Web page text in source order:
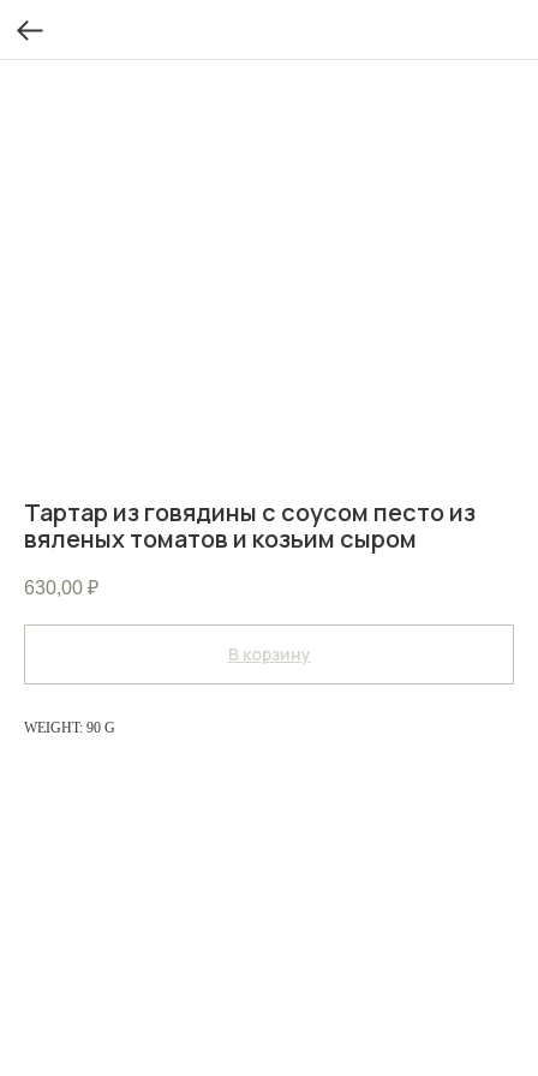
Тартар из говядины с соусом песто из
вяленых томатов и козьим сыром
630,00 ₽
В корзину
WEIGHT: 90 G